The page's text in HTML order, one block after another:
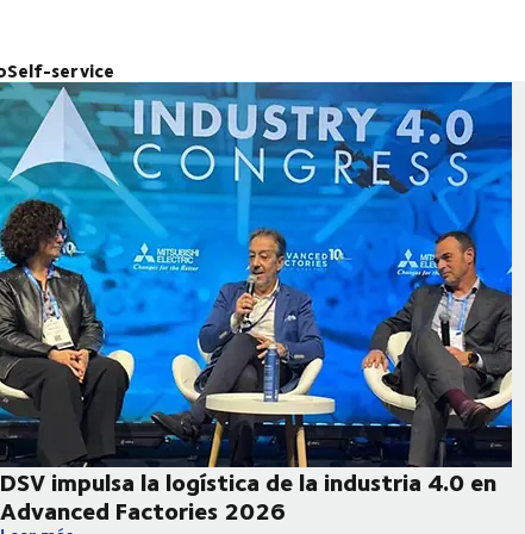
Self-service
DSV impulsa la logística de la industria 4.0 en
Advanced Factories 2026